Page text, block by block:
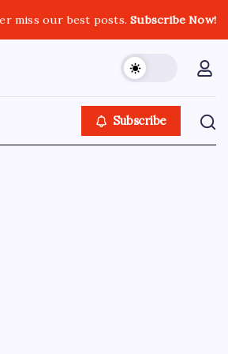
miss our best posts.Subscribe Now!
Subscribe